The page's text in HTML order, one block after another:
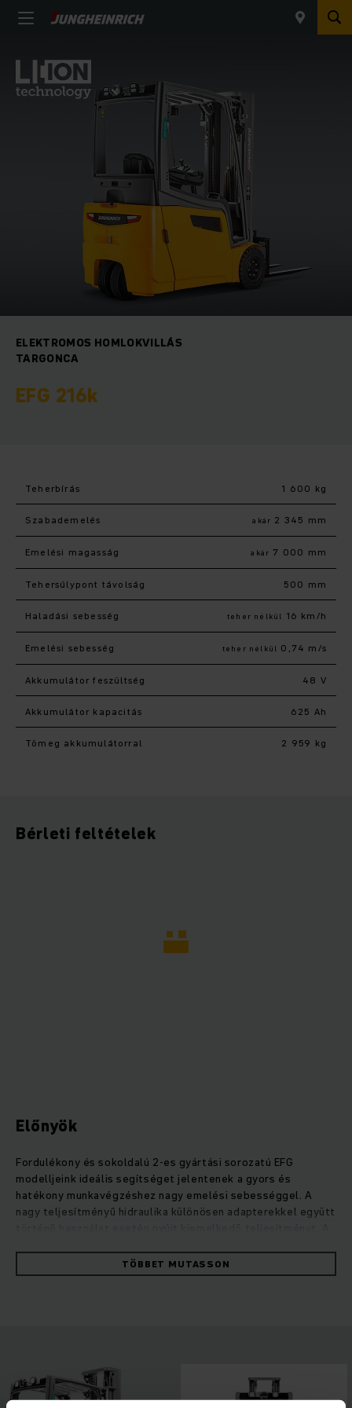
ELEKTROMOS HOMLOKVILLÁS
TARGONCA
EFG 216k
Teherbírás 1 600 kg
Szabademelés akár 2 345 mm
Emelési magasság akár 7 000 mm
Tehersúlypont távolság 500 mm
Haladási sebesség teher nélkül 16 km/h
Emelési sebesség teher nélkül 0,74 m/s
Akkumulátor feszültség 48 V
Akkumulátor kapacitás 625 Ah
Tömeg akkumulátorral 2 959 kg
Bérleti feltételek
Előnyök
Fordulékony és sokoldalú 2-es gyártási sorozatú EFG
modelljeink ideális segítséget jelentenek a gyors és
hatékony munkavégzéshez nagy emelési sebességgel. A
nagy teljesítményű hidraulika különösen adapterekkel együtt
koncepció mindig optimális hatásfokot biztosít. Így
maximális rakodási teljesítmény érhető el minimális
akkumulátorok gyors köztes töltéseket és
karbantartásmentességet biztosítanak a háromkerekű
TÖBBET MUTASSON